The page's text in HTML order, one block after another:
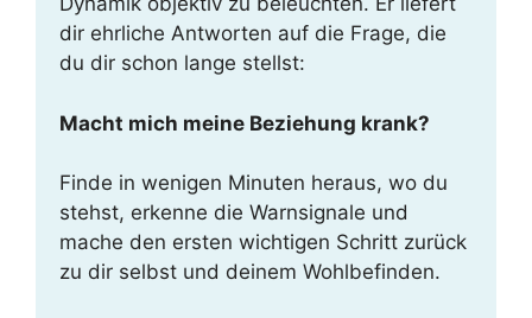
dir ehrliche Antworten auf die Frage, die
du dir schon lange stellst:
Macht mich meine Beziehung krank?
Finde in wenigen Minuten heraus, wo du
stehst, erkenne die Warnsignale und
mache den ersten wichtigen Schritt zurück
zu dir selbst und deinem Wohlbefinden.